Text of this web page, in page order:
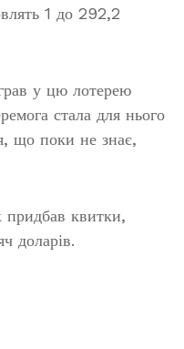
1 до 292,2
у цю лотерею
стала для нього
що поки не знає,
придбав квитки,
доларів.